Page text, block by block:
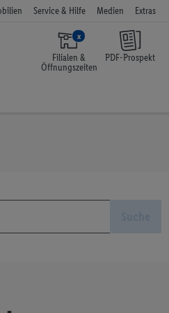
Service & Hilfe Medien Extras
x
Filialen &
Öffnungszeiten
PDF-Prospekt